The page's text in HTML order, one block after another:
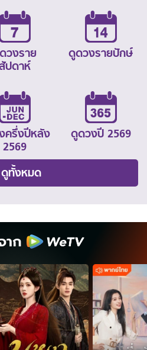
วงราย
ปดาห์
ดูดวงรายปักษ์
ครึ่งปีหลัง
2569
ดูดวงปี 2569
ดูทั้งหมด
าก